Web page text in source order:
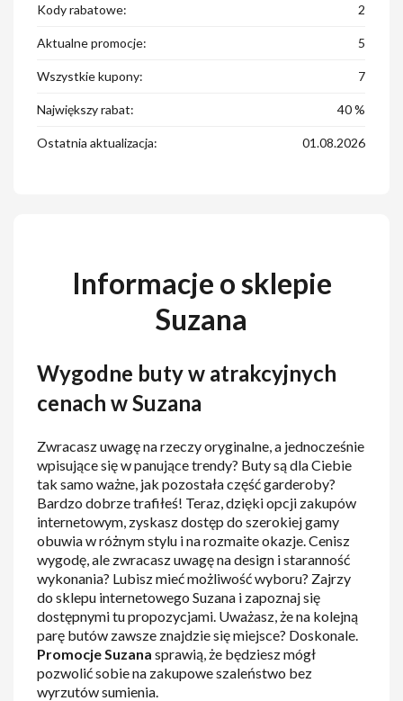
Kody rabatowe: 2
Aktualne promocje: 5
Wszystkie kupony: 7
Największy rabat: 40 %
Ostatnia aktualizacja: 01.08.2026
Informacje o sklepie
Suzana
Wygodne buty w atrakcyjnych
cenach w Suzana
Zwracasz uwagę na rzeczy oryginalne, a jednocześnie
wpisujące się w panujące trendy? Buty są dla Ciebie
tak samo ważne, jak pozostała część garderoby?
Bardzo dobrze trafiłeś! Teraz, dzięki opcji zakupów
internetowym, zyskasz dostęp do szerokiej gamy
obuwia w różnym stylu i na rozmaite okazje. Cenisz
wygodę, ale zwracasz uwagę na design i staranność
wykonania? Lubisz mieć możliwość wyboru? Zajrzy
do sklepu internetowego Suzana i zapoznaj się
dostępnymi tu propozycjami. Uważasz, że na kolejną
parę butów zawsze znajdzie się miejsce? Doskonale.
Promocje Suzana sprawią, że będziesz mógł
pozwolić sobie na zakupowe szaleństwo bez
wyrzutów sumienia.